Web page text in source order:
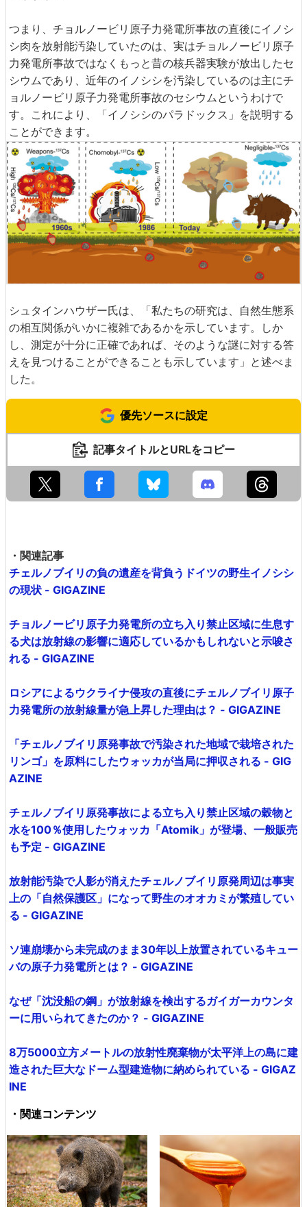
つまり、チョルノービリ原子力発電所事故の直後にイノシ
シ肉を放射能汚染していたのは、実はチョルノービリ原子
力発電所事故ではなくもっと昔の核兵器実験が放出したセ
シウムであり、近年のイノシシを汚染しているのは主にチ
ョルノービリ原子力発電所事故のセシウムというわけで
す。これにより、「イノシシのパラドックス」を説明する
ことができます。
シュタインハウザー氏は、「私たちの研究は、自然生態系
の相互関係がいかに複雑であるかを示しています。しか
し、測定が十分に正確であれば、そのような謎に対する答
えを見つけることができることも示しています」と述べま
した。
優先ソースに設定
記事タイトルとURLをコピー
・関連記事
チェルノブイリの負の遺産を背負うドイツの野生イノシシ
の現状 - GIGAZINE
チョルノービリ原子力発電所の立ち入り禁止区域に生息す
る犬は放射線の影響に適応しているかもしれないと示唆さ
れる - GIGAZINE
ロシアによるウクライナ侵攻の直後にチェルノブイリ原子
力発電所の放射線量が急上昇した理由は？ - GIGAZINE
「チェルノブイリ原発事故で汚染された地域で栽培された
リンゴ」を原料にしたウォッカが当局に押収される - GIG
AZINE
チェルノブイリ原発事故による立ち入り禁止区域の穀物と
水を100％使用したウォッカ「Atomik」が登場、一般販売
も予定 - GIGAZINE
放射能汚染で人影が消えたチェルノブイリ原発周辺は事実
上の「自然保護区」になって野生のオオカミが繁殖してい
る - GIGAZINE
ソ連崩壊から未完成のまま30年以上放置されているキュー
バの原子力発電所とは？ - GIGAZINE
なぜ「沈没船の鋼」が放射線を検出するガイガーカウンタ
ーに用いられてきたのか？ - GIGAZINE
8万5000立方メートルの放射性廃棄物が太平洋上の島に建
造された巨大なドーム型建造物に納められている - GIGAZ
INE
・関連コンテンツ